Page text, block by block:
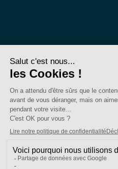
SE-Unsa est un syndicat de l’UNSA
Politique de confidentialité